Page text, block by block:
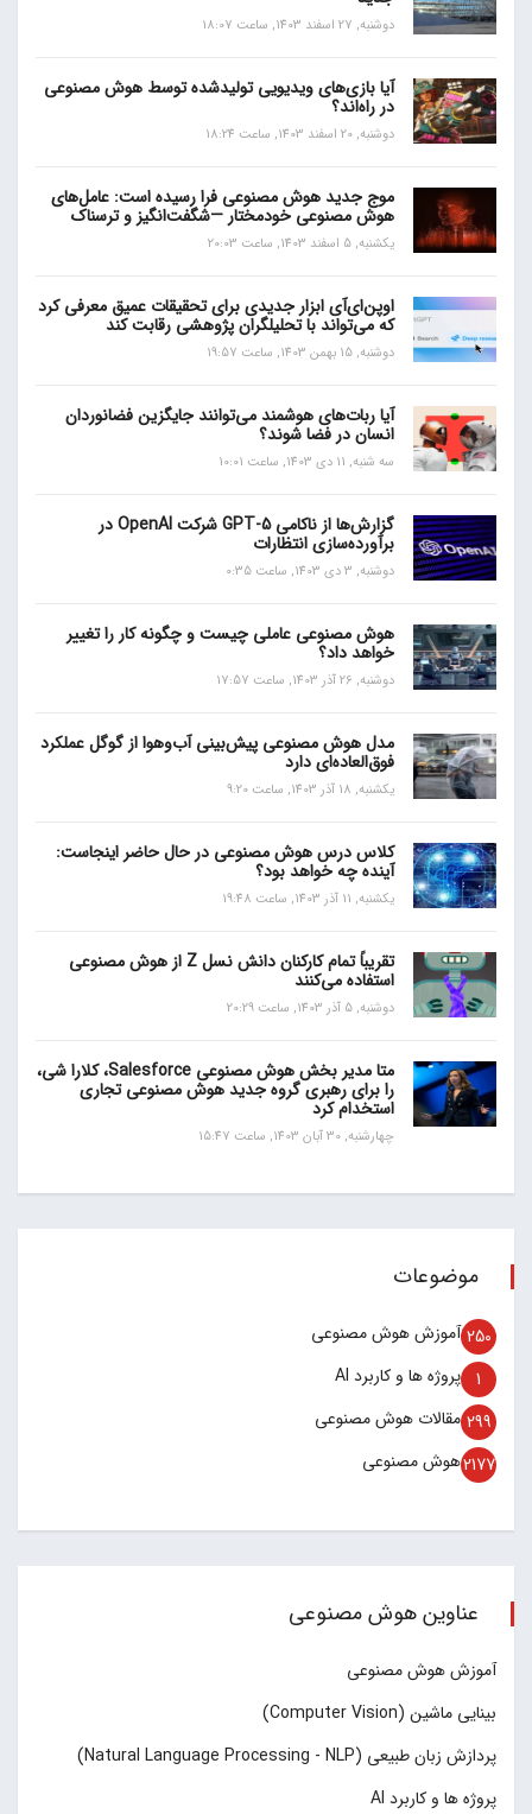
دوشنبه, 27 اسفند 1403, ساعت 18:07
آیا بازی‌های ویدیویی تولیدشده توسط هوش مصنوعی
در راه‌اند؟
دوشنبه, 20 اسفند 1403, ساعت 18:24
موج جدید هوش مصنوعی فرا رسیده است: عامل‌های
هوش مصنوعی خودمختار —شگفت‌انگیز و ترسناک
یکشنبه, 5 اسفند 1403, ساعت 20:03
اوپن‌ای‌آی ابزار جدیدی برای تحقیقات عمیق معرفی کرد
که می‌تواند با تحلیلگران پژوهشی رقابت کند
دوشنبه, 15 بهمن 1403, ساعت 19:57
آیا ربات‌های هوشمند می‌توانند جایگزین فضانوردان
انسان در فضا شوند؟
سه شنبه, 11 دی 1403, ساعت 10:01
گزارش‌ها از ناکامی GPT-5 شرکت OpenAI در
برآورده‌سازی انتظارات
دوشنبه, 3 دی 1403, ساعت 0:35
هوش مصنوعی عاملی چیست و چگونه کار را تغییر
خواهد داد؟
دوشنبه, 26 آذر 1403, ساعت 17:57
مدل هوش مصنوعی پیش‌بینی آب‌و‌هوا از گوگل عملکرد
فوق‌العاده‌ای دارد
یکشنبه, 18 آذر 1403, ساعت 9:20
کلاس درس هوش مصنوعی در حال حاضر اینجاست:
آینده چه خواهد بود؟
یکشنبه, 11 آذر 1403, ساعت 19:48
تقریباً تمام کارکنان دانش نسل Z از هوش مصنوعی
استفاده می‌کنند
دوشنبه, 5 آذر 1403, ساعت 20:29
متا مدیر بخش هوش مصنوعی Salesforce، کلارا شی،
را برای رهبری گروه جدید هوش مصنوعی تجاری
استخدام کرد
چهارشنبه, 30 آبان 1403, ساعت 15:47
موضوعات
آموزش هوش مصنوعی 250
پروژه ها و کاربرد AI 1
مقالات هوش مصنوعی 299
هوش مصنوعی2177
عناوین هوش مصنوعی
آموزش هوش مصنوعی
بینایی ماشین (Computer Vision)
پردازش زبان طبیعی (Natural Language Processing - NLP)
پروژه ها و کاربرد AI